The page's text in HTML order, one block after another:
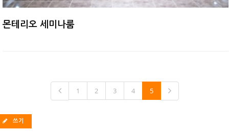
몬테리오 세미나룸
1 2 3 4 5
쓰기